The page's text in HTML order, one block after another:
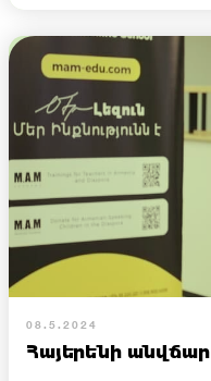
08.5.2024
Հայերենի